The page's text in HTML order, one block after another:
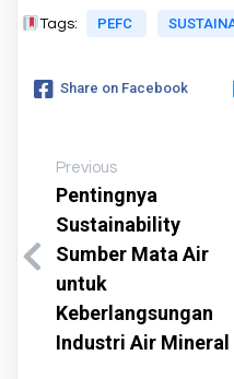
Tags: PEFC
Share on Facebook
Previous
Pentingnya
Sustainability
Sumber Mata Air
untuk
Keberlangsungan
Industri Air Mineral